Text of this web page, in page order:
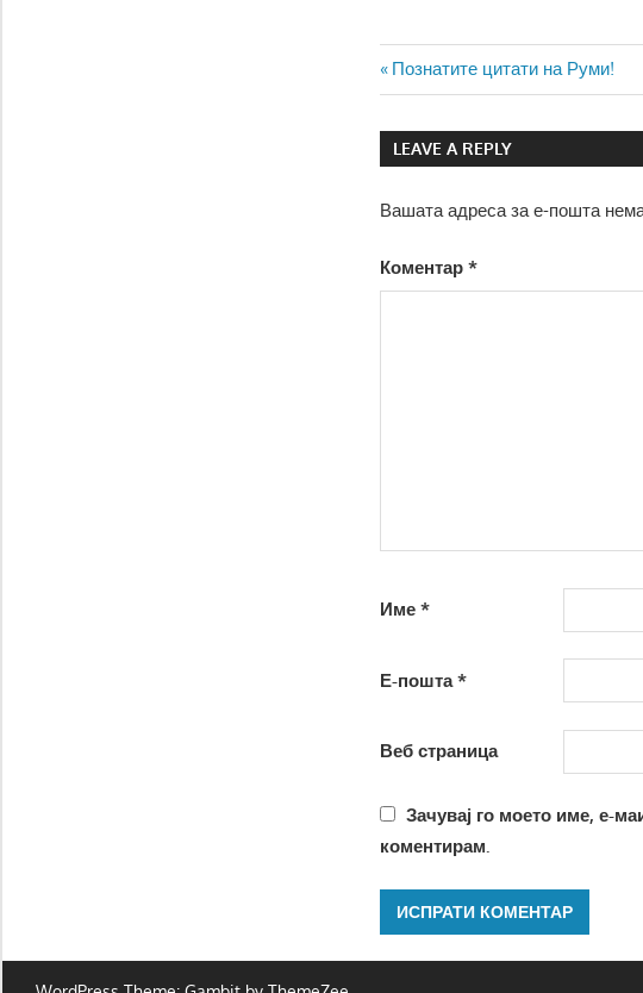
Навигација
на
напис
Previous
Post:
Познатите цитати на Руми!
LEAVE A REPLY
Вашата адреса за е-пошта
Коментар*
Име*
Е-пошта*
Веб страница
Зачувај го моето име, е-
коментирам.